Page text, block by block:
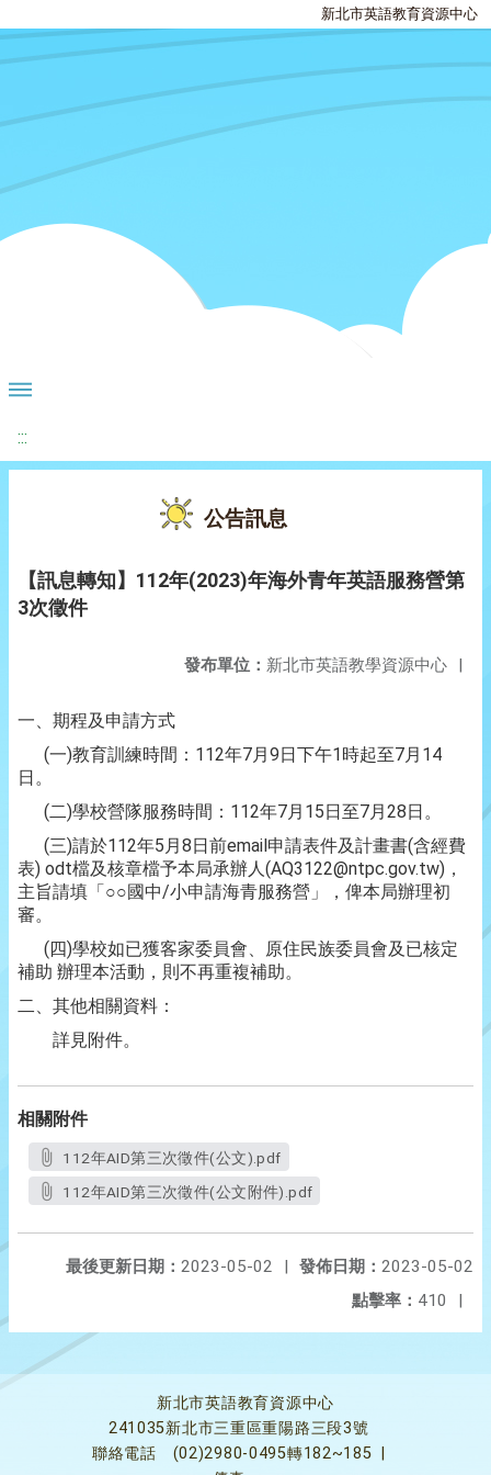
新北市英語教育資源中心
:::
公告訊息
【訊息轉知】112年(2023)年海外青年英語服務營第
3次徵件
發布單位： 新北市英語教學資源中心 |
一、期程及申請方式
(一)教育訓練時間：112年7月9日下午1時起至7月14
日。
(二)學校營隊服務時間：112年7月15日至7月28日。
(三)請於112年5月8日前email申請表件及計畫書(含經費
表) odt檔及核章檔予本局承辦人(AQ3122@ntpc.gov.tw)，
主旨請填「○○國中/小申請海青服務營」，俾本局辦理初
審。
(四)學校如已獲客家委員會、原住民族委員會及已核定
補助 辦理本活動，則不再重複補助。
二、其他相關資料：
詳見附件。
相關附件
112年AID第三次徵件(公文).pdf
112年AID第三次徵件(公文附件).pdf
發佈日期： 2023-05-02
最後更新日期： 2023-05-02
|
點擊率： 410 |
新北市英語教育資源中心
241035新北市三重區重陽路三段3號
聯絡電話
(02)2980-0495轉182~185